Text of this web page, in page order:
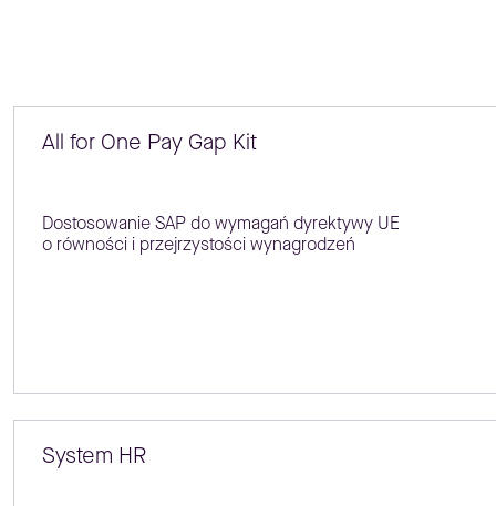
All for One Pay Gap Kit
Dostosowanie SAP do wymagań dyrektywy UE
o równości i przejrzystości wynagrodzeń
System HR